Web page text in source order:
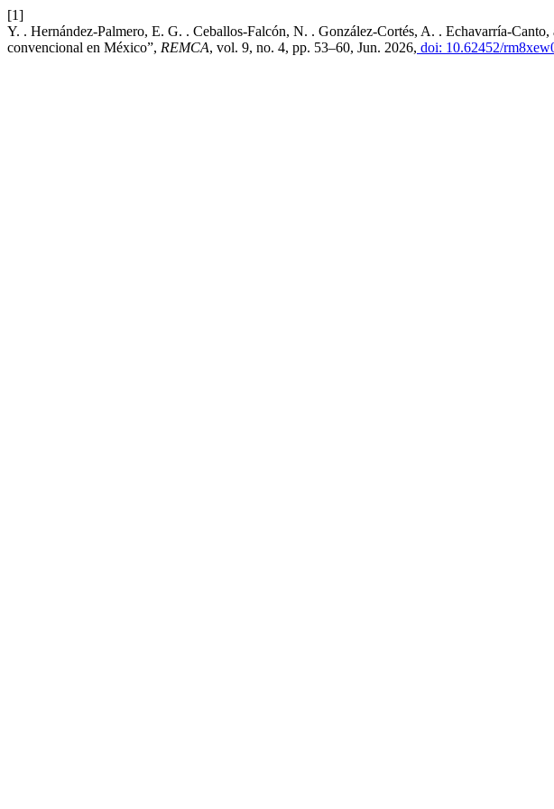
[1]
Y. . Hernández-Palmero, E. G. . Ceballos-Falcón, N. . González-Cortés, A. . Echavarría-
convencional en México”, REMCA, vol. 9, no. 4, pp. 53–60, Jun. 2026, doi: 10.62452/